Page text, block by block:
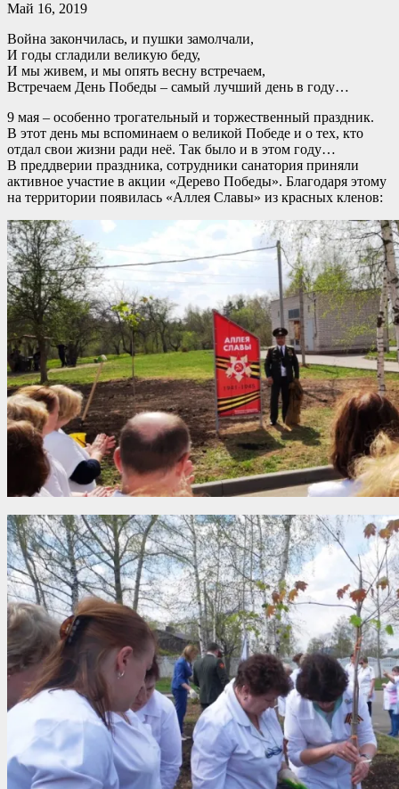
Май 16, 2019
Война закончилась, и пушки замолчали,
И годы сгладили великую беду,
И мы живем, и мы опять весну встречаем,
Встречаем День Победы – самый лучший день в году…
9 мая – особенно трогательный и торжественный праздник.
В этот день мы вспоминаем о великой Победе и о тех, кто
отдал свои жизни ради неё. Так было и в этом году…
В преддверии праздника, сотрудники санатория приняли
активное участие в акции «Дерево Победы». Благодаря этому
на территории появилась «Аллея Славы» из красных кленов: